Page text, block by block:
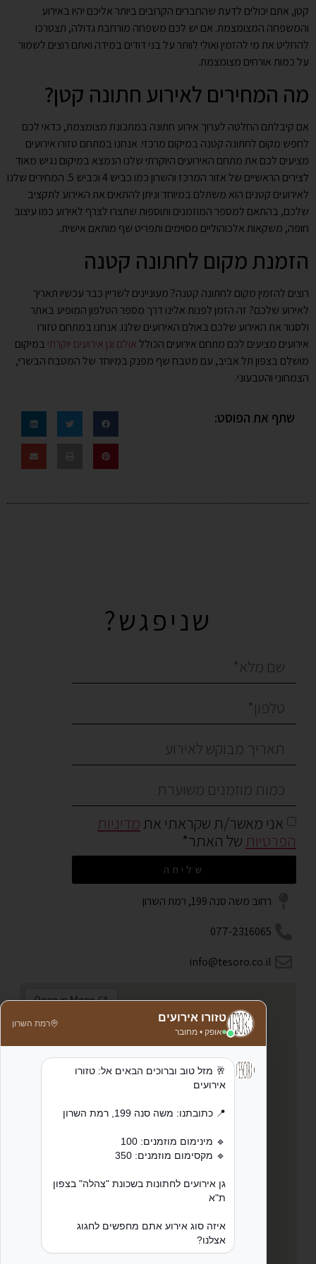
קטן, אתם יכולים לדעת שהחברים הקרובים ביותר אליכם יהיו באירוע
והמשפחה המצומצמת. אם יש לכם משפחה מורחבת גדולה, תצטרכו
להחליט את מי להזמין ואולי לוותר על בני דודים במידה ואתם רוצים לשמור
על כמות אורחים מצומצמת.
מה המחירים לאירוע חתונה קטן?
אם קיבלתם החלטה לערוך אירוע חתונה במתכונת מצומצמת, כדאי לכם
לחפש מקום לחתונה קטנה במיקום מרכזי. אנחנו במתחם טזורו אירועים
מציעים לכם את מתחם האירועים היוקרתי שלנו הנמצא במיקום נגיש מאוד
לצירים הראשיים של אזור המרכז והשרון כמו כביש 4 וכביש 5. המחירים שלנו
לאירועים קטנים הוא משתלם במיוחד וניתן להתאים את האירוע לתקציב
שלכם, בהתאם למספר המוזמנים ותוספות שתצרו לצרף לאירוע כמו עיצוב
חופה, משקאות אלכוהוליים מסוימים ותפריט שף מותאם אישית.
הזמנת מקום לחתונה קטנה
רוצים להזמין מקום לחתונה קטנה? מעוניינים לשריין כבר עכשיו תאריך
לאירוע שלכם? זה הזמן לפנות אלינו דרך מספר הטלפון המופיע באתר
ולסגור את האירוע שלכם באולם האירועים שלנו. אנחנו במתחם טזורו
אירועים מציעים לכם מתחם אירועים הכולל אולם וגן אירועים יוקרתי במיקום
מושלם בצפון תל אביב, עם מטבח שף מפנק במיוחד של המטבח הבשרי,
הצמחוני והטבעוני.
שתף את הפוסט:
שניפגש?
אני מאשר/ת שקראתי את מדיניות
הפרטיות של האתר*
שליחה
רחוב משה סנה 199, רמת השרון
077-2316065
info@tesoro.co.il